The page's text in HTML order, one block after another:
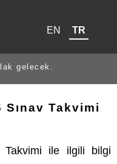
EN TR
gelecek.
Sınav Takvimi
Takvimi ile ilgili bilgi